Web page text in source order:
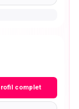
complet